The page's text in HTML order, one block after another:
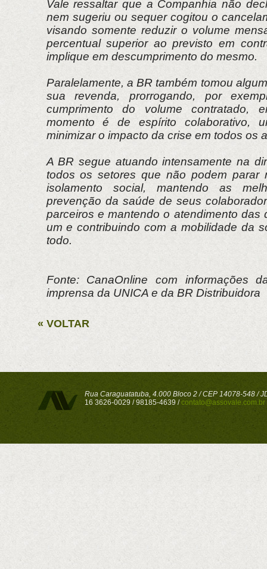
Vale ressaltar que a Companhia não
nem sugeriu ou sequer cogitou o
visando somente reduzir o volume
percentual superior ao previsto em
implique em descumprimento do mesmo.
Paralelamente, a BR também tomou
sua revenda, prorrogando, por
cumprimento do volume contratado,
momento é de espírito colaborativo,
minimizar o impacto da crise em todos os
A BR segue atuando intensamente na
todos os setores que não podem parar
isolamento social, mantendo as
prevenção da saúde de seus
parceiros e mantendo o atendimento das
um e contribuindo com a mobilidade da
todo.
Fonte: CanaOnline com informações
imprensa da UNICA e da BR Distribuidora
« VOLTAR
Rua Caraguatatuba, 4.000 Bloco 2 / CEP 14078-548 /
16 3626-0029 / 98185-4639 /contato@assovale.com.br